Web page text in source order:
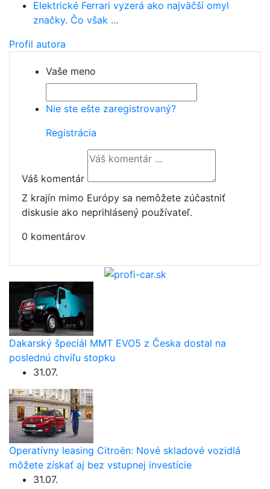
Elektrické Ferrari vyzerá ako najväčší omyl
značky. Čo však ...
Profil autora
Vaše meno
Nie ste ešte zaregistrovaný?
Registrácia
Váš komentár
Z krajín mimo Európy sa nemôžete zúčastniť
diskusie ako neprihlásený používateľ.
0 komentárov
Dakarský špeciál MMT EVO5 z Česka dostal na
poslednú chvíľu stopku
31.07.
Operatívny leasing Citroën: Nové skladové vozidlá
môžete získať aj bez vstupnej investície
31.07.